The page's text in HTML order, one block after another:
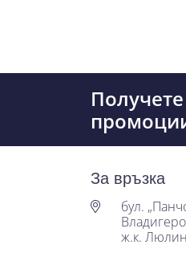
За връзка
бул.
ж.к.